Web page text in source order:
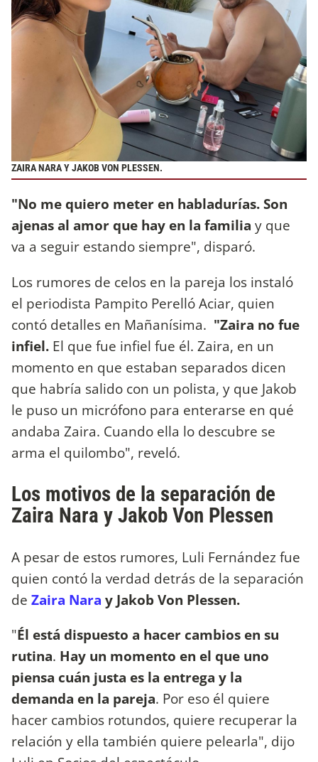
ZAIRA NARA Y JAKOB VON PLESSEN.
"No me quiero meter en habladurías. Son
ajenas al amor que hay en la familia y que
va a seguir estando siempre", disparó.
Los rumores de celos en la pareja los instaló
el periodista Pampito Perelló Aciar, quien
contó detalles en Mañanísima. "Zaira no fue
infiel. El que fue infiel fue él. Zaira, en un
momento en que estaban separados dicen
que habría salido con un polista, y que Jakob
le puso un micrófono para enterarse en qué
andaba Zaira. Cuando ella lo descubre se
arma el quilombo", reveló.
Los motivos de la separación de
Zaira Nara y Jakob Von Plessen
A pesar de estos rumores, Luli Fernández fue
quien contó la verdad detrás de la separación
de Zaira Nara y Jakob Von Plessen.
"Él está dispuesto a hacer cambios en su
rutina. Hay un momento en el que uno
piensa cuán justa es la entrega y la
demanda en la pareja. Por eso él quiere
hacer cambios rotundos, quiere recuperar la
relación y ella también quiere pelearla", dijo